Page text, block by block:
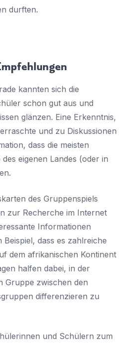
durften.
kannten sich die
schon gut aus und
glänzen. Eine Erkenntnis,
und zu Diskussionen
dass die meisten
eigenen Landes (oder in
des Gruppenspiels
zur Recherche im Internet
Informationen
dass es zahlreiche
dem afrikanischen Kontinent
halfen dabei, in der
Gruppe zwischen den
differenzieren zu
und Schülern zum